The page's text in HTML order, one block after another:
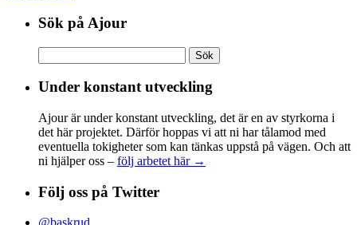
Sök på Ajour
efter:
Under konstant utveckling
Ajour är under konstant utveckling, det är en av styrkorna i
det här projektet. Därför hoppas vi att ni har tålamod med
eventuella tokigheter som kan tänkas uppstå på vägen. Och att
ni hjälper oss – följ arbetet här →
Följ oss på Twitter